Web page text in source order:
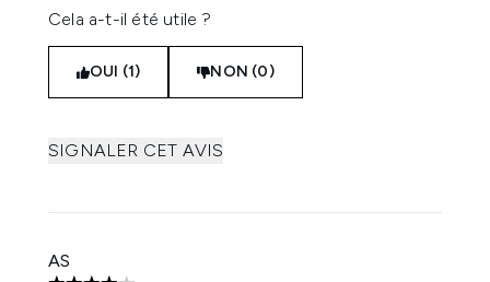
Cela a-t-il été utile ?
OUI (1) NON (0)
SIGNALER CET AVIS
AS